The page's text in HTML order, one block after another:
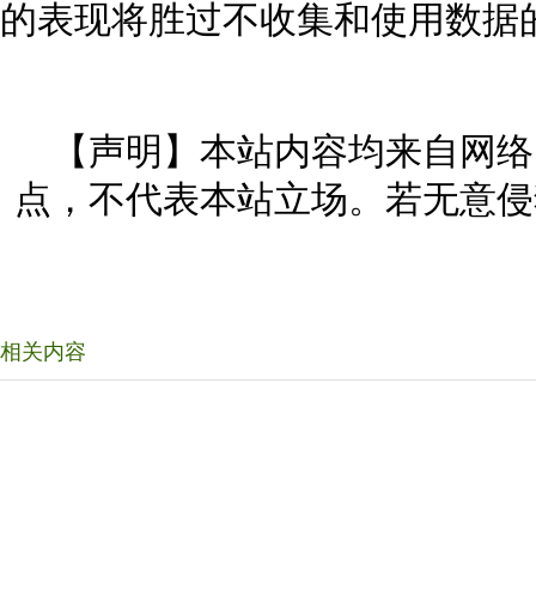
的表现将胜过不收集和使用数据
【声明】本站内容均来自网
点，不代表本站立场。若无意
相关内容